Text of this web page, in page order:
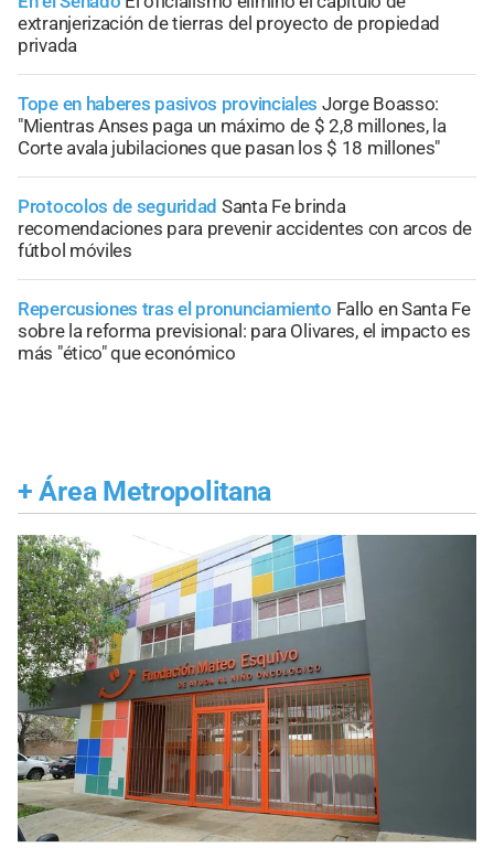
extranjerización de tierras del proyecto de propiedad
privada
Tope en haberes pasivos provinciales Jorge Boasso:
"Mientras Anses paga un máximo de $ 2,8 millones, la
Corte avala jubilaciones que pasan los $ 18 millones"
Protocolos de seguridad Santa Fe brinda
recomendaciones para prevenir accidentes con arcos de
fútbol móviles
Repercusiones tras el pronunciamiento Fallo en Santa Fe
sobre la reforma previsional: para Olivares, el impacto es
más "ético" que económico
+ Área Metropolitana